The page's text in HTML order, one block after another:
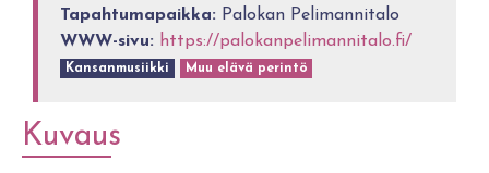
Tapahtumapaikka: Palokan Pelimannitalo
WWW-sivu: https://palokanpelimannitalo.fi/
Kansanmusiikki Muu elävä perintö
Kuvaus